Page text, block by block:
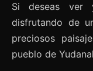
Si deseas ver
disfrutando de
preciosos
pueblo de